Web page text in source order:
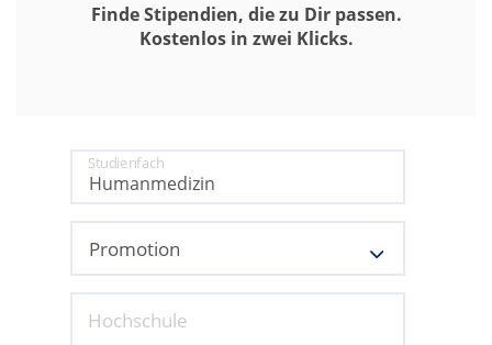
Finde Stipendien, die zu Dir passen.
Kostenlos in zwei Klicks.
Studienfach
Hochschule